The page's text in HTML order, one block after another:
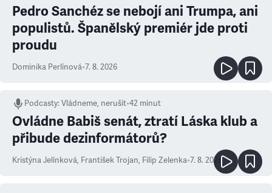
Pedro Sanchéz se nebojí ani Trumpa, ani
populistů. Španělský premiér jde proti
proudu
Dominika Perlínová•7. 8. 2026
Podcasty:Vládneme, nerušit•42 minut
Ovládne Babiš senát, ztratí Láska klub a
přibude dezinformátorů?
Kristýna Jelínková, František Trojan, Filip Zelenka•7. 8. 2026